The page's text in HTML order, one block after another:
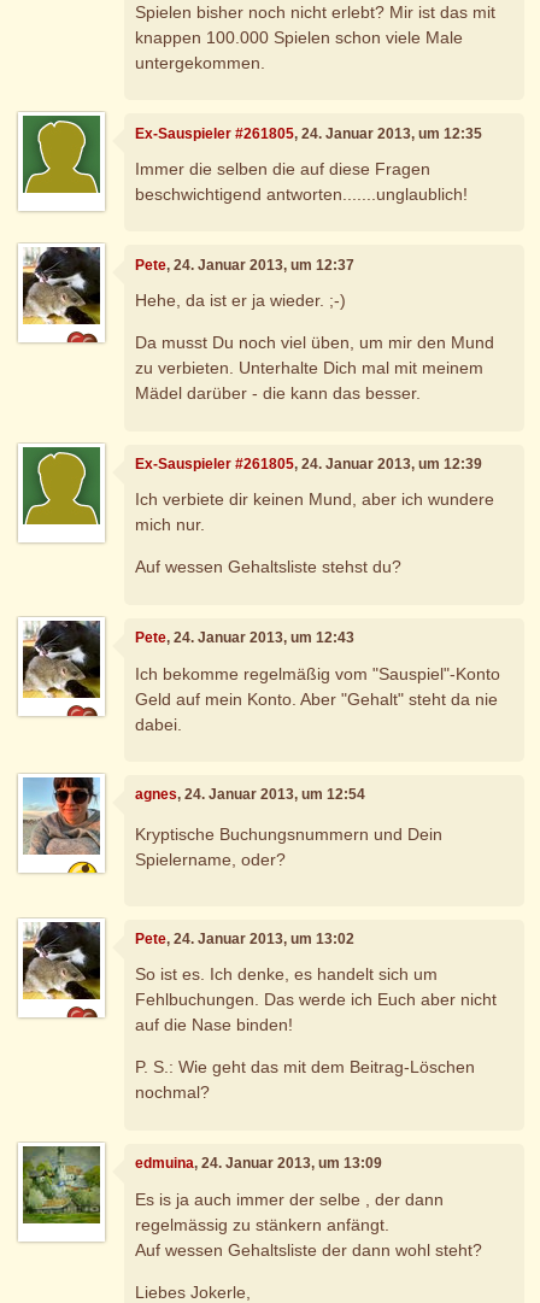
Spielen bisher noch nicht erlebt? Mir ist das mit
knappen 100.000 Spielen schon viele Male
untergekommen.
Ex-Sauspieler #261805, 24. Januar 2013, um 12:35
Immer die selben die auf diese Fragen
beschwichtigend antworten.......unglaublich!
Pete, 24. Januar 2013, um 12:37
Hehe, da ist er ja wieder. ;-)
Da musst Du noch viel üben, um mir den Mund
zu verbieten. Unterhalte Dich mal mit meinem
Mädel darüber - die kann das besser.
Ex-Sauspieler #261805, 24. Januar 2013, um 12:39
Ich verbiete dir keinen Mund, aber ich wundere
mich nur.
Auf wessen Gehaltsliste stehst du?
Pete, 24. Januar 2013, um 12:43
Ich bekomme regelmäßig vom "Sauspiel"-Konto
Geld auf mein Konto. Aber "Gehalt" steht da nie
dabei.
agnes, 24. Januar 2013, um 12:54
Kryptische Buchungsnummern und Dein
Spielername, oder?
Pete, 24. Januar 2013, um 13:02
So ist es. Ich denke, es handelt sich um
Fehlbuchungen. Das werde ich Euch aber nicht
auf die Nase binden!
P. S.: Wie geht das mit dem Beitrag-Löschen
nochmal?
edmuina, 24. Januar 2013, um 13:09
Es is ja auch immer der selbe , der dann
regelmässig zu stänkern anfängt.
Auf wessen Gehaltsliste der dann wohl steht?
Liebes Jokerle,